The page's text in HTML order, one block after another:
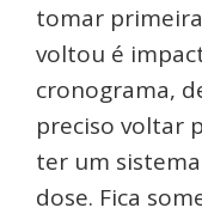
tomar
voltou é
cronograma,
preciso voltar
ter um
dose. Fica